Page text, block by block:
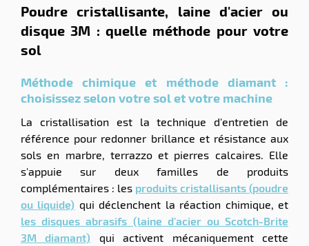
Poudre cristallisante, laine d'acier ou
disque 3M : quelle méthode pour votre
sol
Méthode chimique et méthode diamant :
choisissez selon votre sol et votre machine
La cristallisation est la technique d'entretien de
référence pour redonner brillance et résistance aux
sols en marbre, terrazzo et pierres calcaires. Elle
s'appuie sur deux familles de produits
complémentaires : les produits cristallisants (poudre
ou liquide) qui déclenchent la réaction chimique, et
les disques abrasifs (laine d'acier ou Scotch-Brite
3M diamant) qui activent mécaniquement cette